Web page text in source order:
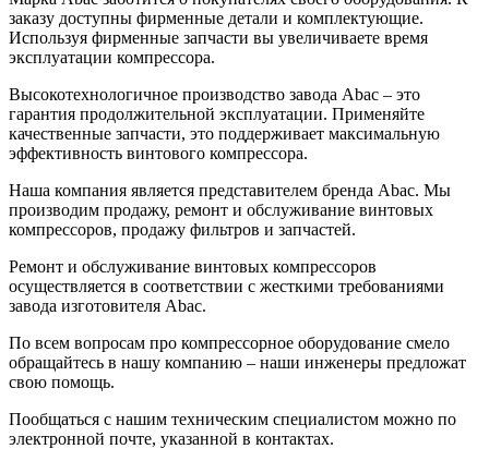
заказу доступны фирменные детали и комплектующие.
Используя фирменные запчасти вы увеличиваете время
эксплуатации компрессора.
Высокотехнологичное производство завода Abac – это
гарантия продолжительной эксплуатации. Применяйте
качественные запчасти, это поддерживает максимальную
эффективность винтового компрессора.
Наша компания является представителем бренда Abac. Мы
производим продажу, ремонт и обслуживание винтовых
компрессоров, продажу фильтров и запчастей.
Ремонт и обслуживание винтовых компрессоров
осуществляется в соответствии с жесткими требованиями
завода изготовителя Abac.
По всем вопросам про компрессорное оборудование смело
обращайтесь в нашу компанию – наши инженеры предложат
свою помощь.
Пообщаться с нашим техническим специалистом можно по
электронной почте, указанной в контактах.